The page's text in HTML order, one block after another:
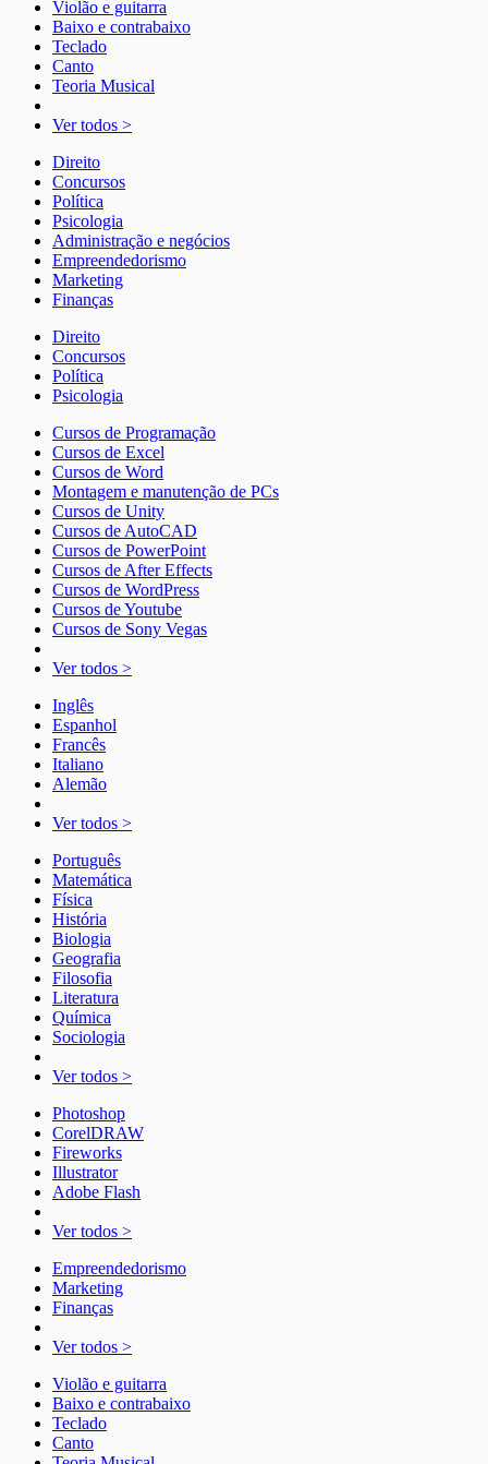
Violão e guitarra
Baixo e contrabaixo
Teclado
Canto
Teoria Musical
Ver todos >
Direito
Concursos
Política
Psicologia
Administração e negócios
Empreendedorismo
Marketing
Finanças
Direito
Concursos
Política
Psicologia
Cursos de Programação
Cursos de Excel
Cursos de Word
Montagem e manutenção de PCs
Cursos de Unity
Cursos de AutoCAD
Cursos de PowerPoint
Cursos de After Effects
Cursos de WordPress
Cursos de Youtube
Cursos de Sony Vegas
Ver todos >
Inglês
Espanhol
Francês
Italiano
Alemão
Ver todos >
Português
Matemática
Física
História
Biologia
Geografia
Filosofia
Literatura
Química
Sociologia
Ver todos >
Photoshop
CorelDRAW
Fireworks
Illustrator
Adobe Flash
Ver todos >
Empreendedorismo
Marketing
Finanças
Ver todos >
Violão e guitarra
Baixo e contrabaixo
Teclado
Canto